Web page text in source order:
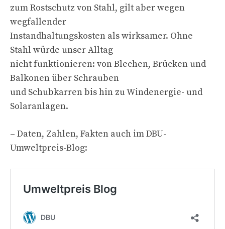
zum Rostschutz von Stahl, gilt aber wegen
wegfallender
Instandhaltungskosten als wirksamer. Ohne
Stahl würde unser Alltag
nicht funktionieren: von Blechen, Brücken und
Balkonen über Schrauben
und Schubkarren bis hin zu Windenergie- und
Solaranlagen.
– Daten, Zahlen, Fakten auch im DBU-
Umweltpreis-Blog: